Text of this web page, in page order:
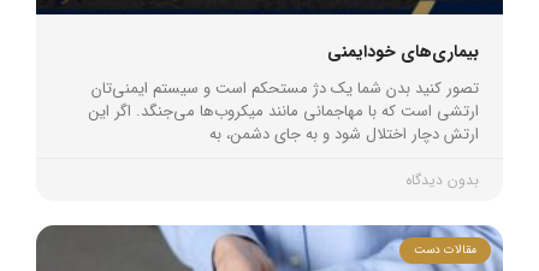
بیماری‌های خودایمنی
تصور کنید بدن شما یک دژ مستحکم است و سیستم ایمنی‌تان
ارتشی است که با مهاجمانی مانند میکروب‌ها می‌جنگد. اگر این
ارتش دچار اختلال شود و به جای دشمن، به
بدون دیدگاه
مقالات دست